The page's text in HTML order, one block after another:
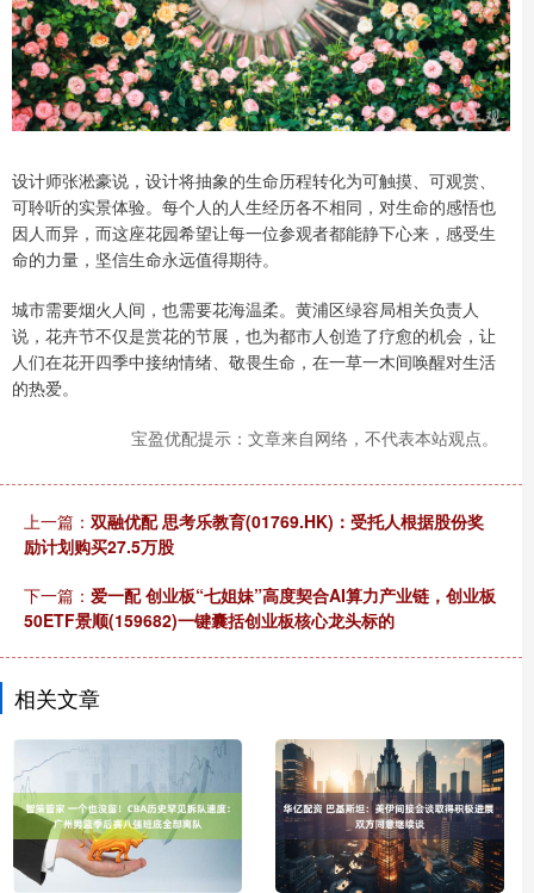
设计师张淞豪说，设计将抽象的生命历程转化为可触摸、可观赏、
可聆听的实景体验。每个人的人生经历各不相同，对生命的感悟也
因人而异，而这座花园希望让每一位参观者都能静下心来，感受生
命的力量，坚信生命永远值得期待。
城市需要烟火人间，也需要花海温柔。黄浦区绿容局相关负责人
说，花卉节不仅是赏花的节展，也为都市人创造了疗愈的机会，让
人们在花开四季中接纳情绪、敬畏生命，在一草一木间唤醒对生活
的热爱。
宝盈优配提示：文章来自网络，不代表本站观点。
上一篇： 双融优配 思考乐教育(01769.HK)：受托人根据股份奖
励计划购买27.5万股
下一篇： 爱一配 创业板“七姐妹”高度契合AI算力产业链，创业板
50ETF景顺(159682)一键囊括创业板核心龙头标的
相关文章